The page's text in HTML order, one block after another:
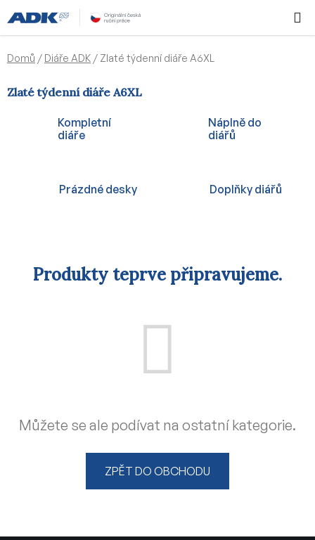
na
obsah
KOŠÍK
Domů / Diáře ADK / Zlaté týdenní diáře A6XL
Zlaté týdenní diáře A6XL
Kompletní
diáře
Náplně do
diářů
Prázdné desky Doplňky diářů
Produkty teprve připravujeme.
Můžete se ale podívat na ostatní kategorie.
ZPĚT DO OBCHODU